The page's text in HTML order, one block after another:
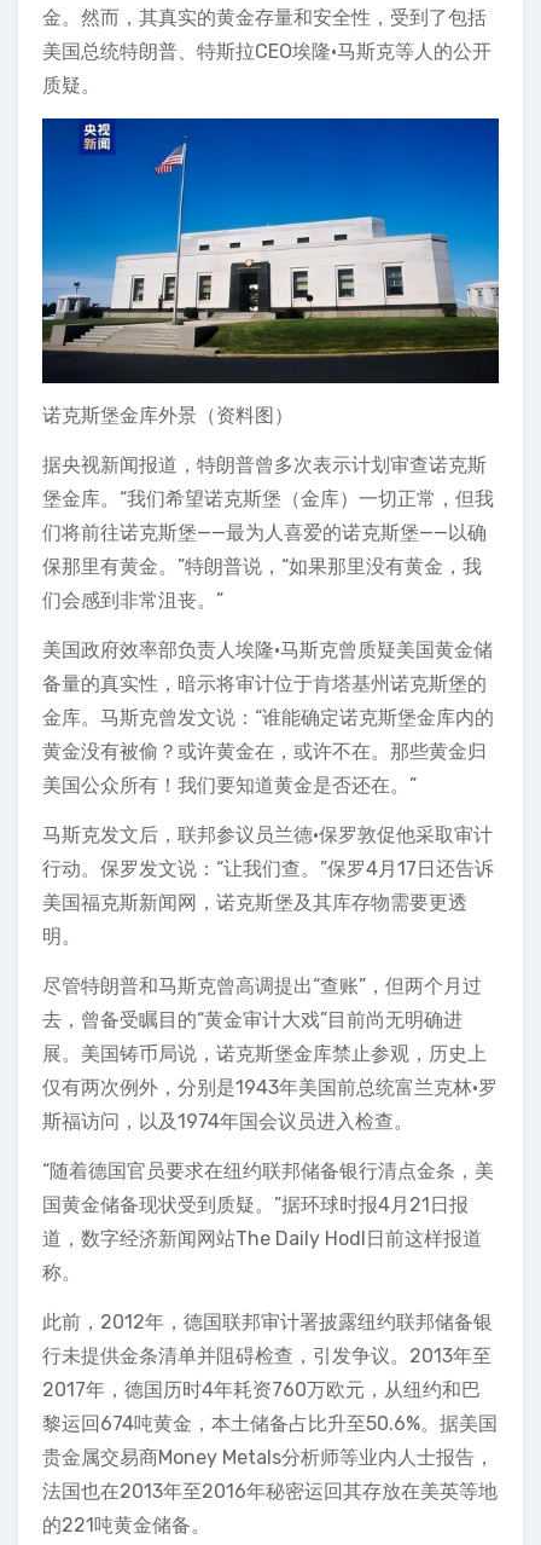
金。然而，其真实的黄金存量和安全性，受到了包括
美国总统特朗普、特斯拉CEO埃隆·马斯克等人的公开
质疑。
诺克斯堡金库外景（资料图）
据央视新闻报道，特朗普曾多次表示计划审查诺克斯
堡金库。“我们希望诺克斯堡（金库）一切正常，但我
们将前往诺克斯堡——最为人喜爱的诺克斯堡——以确
保那里有黄金。”特朗普说，“如果那里没有黄金，我
们会感到非常沮丧。”
美国政府效率部负责人埃隆·马斯克曾质疑美国黄金储
备量的真实性，暗示将审计位于肯塔基州诺克斯堡的
金库。马斯克曾发文说：“谁能确定诺克斯堡金库内的
黄金没有被偷？或许黄金在，或许不在。那些黄金归
美国公众所有！我们要知道黄金是否还在。”
马斯克发文后，联邦参议员兰德·保罗敦促他采取审计
行动。保罗发文说：“让我们查。”保罗4月17日还告诉
美国福克斯新闻网，诺克斯堡及其库存物需要更透
明。
尽管特朗普和马斯克曾高调提出“查账”，但两个月过
去，曾备受瞩目的“黄金审计大戏”目前尚无明确进
展。美国铸币局说，诺克斯堡金库禁止参观，历史上
仅有两次例外，分别是1943年美国前总统富兰克林·罗
斯福访问，以及1974年国会议员进入检查。
“随着德国官员要求在纽约联邦储备银行清点金条，美
国黄金储备现状受到质疑。”据环球时报4月21日报
道，数字经济新闻网站The Daily Hodl日前这样报道
称。
此前，2012年，德国联邦审计署披露纽约联邦储备银
行未提供金条清单并阻碍检查，引发争议。2013年至
2017年，德国历时4年耗资760万欧元，从纽约和巴
黎运回674吨黄金，本土储备占比升至50.6%。据美国
贵金属交易商Money Metals分析师等业内人士报告，
法国也在2013年至2016年秘密运回其存放在美英等地
的221吨黄金储备。